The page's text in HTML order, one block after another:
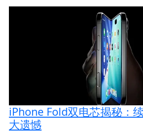
iPhone Fold双电芯揭秘：
大遗憾